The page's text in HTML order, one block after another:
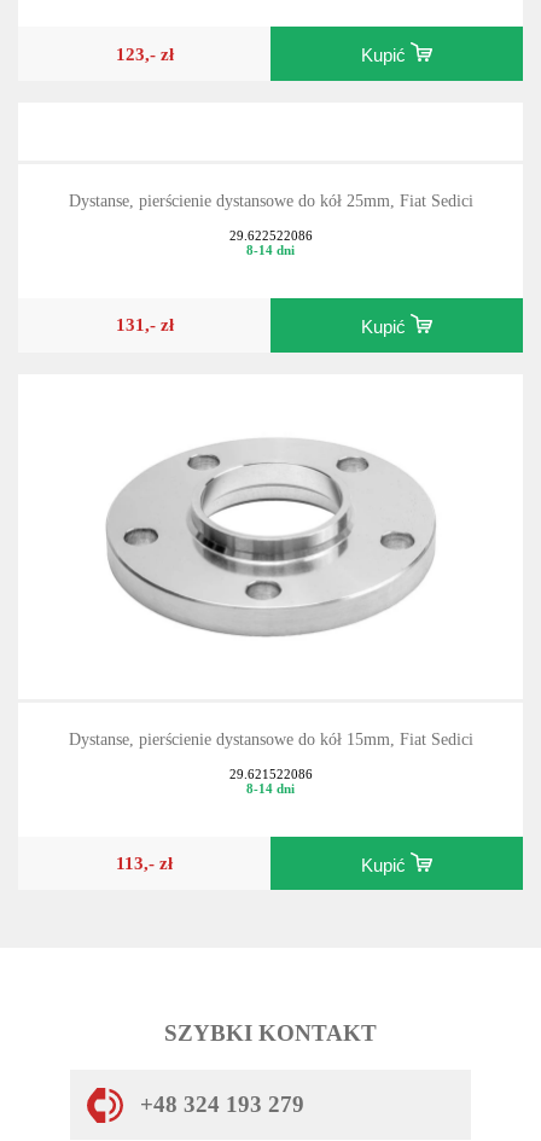
123,- zł Kupić
Dystanse, pierścienie dystansowe do kół 25mm, Fiat Sedici
29.622522086
8-14 dni
131,- zł Kupić
Dystanse, pierścienie dystansowe do kół 15mm, Fiat Sedici
29.621522086
8-14 dni
113,- zł Kupić
SZYBKI KONTAKT
+48 324 193 279